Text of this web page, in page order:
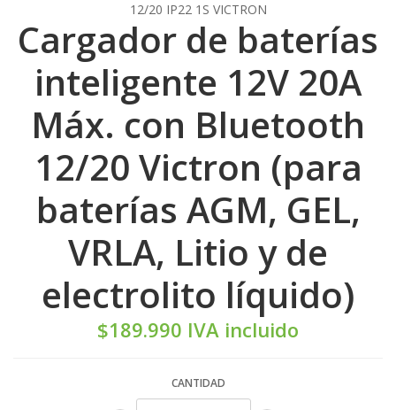
12/20 IP22 1S VICTRON
Cargador de baterías
inteligente 12V 20A
Máx. con Bluetooth
12/20 Victron (para
baterías AGM, GEL,
VRLA, Litio y de
electrolito líquido)
$189.990 IVA incluido
CANTIDAD